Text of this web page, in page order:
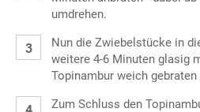
umdrehen.
Nun die Zwiebelstücke in
weitere 4-6 Minuten glasig
Topinambur weich gebraten
Zum Schluss den